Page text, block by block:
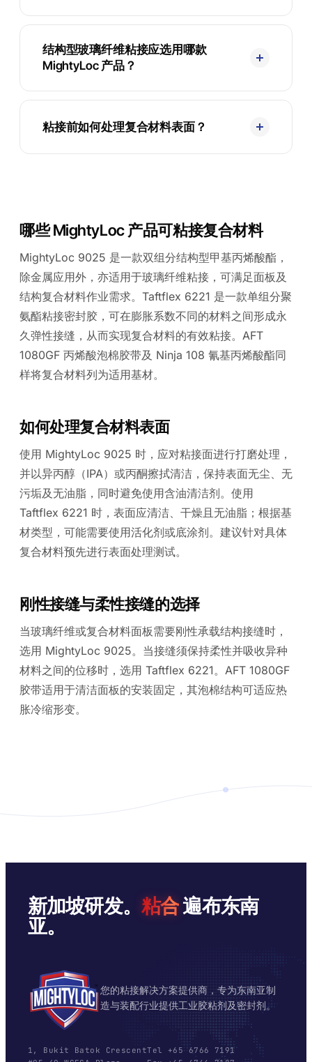
结构型玻璃纤维粘接应选用哪款
MightyLoc 产品？
粘接前如何处理复合材料表面？
哪些 MightyLoc 产品可粘接复合材料
MightyLoc 9025 是一款双组分结构型甲基丙烯酸酯，
除金属应用外，亦适用于玻璃纤维粘接，可满足面板及
结构复合材料作业需求。Taftflex 6221 是一款单组分聚
氨酯粘接密封胶，可在膨胀系数不同的材料之间形成永
久弹性接缝，从而实现复合材料的有效粘接。AFT
1080GF 丙烯酸泡棉胶带及 Ninja 108 氰基丙烯酸酯同
样将复合材料列为适用基材。
如何处理复合材料表面
使用 MightyLoc 9025 时，应对粘接面进行打磨处理，
并以异丙醇（IPA）或丙酮擦拭清洁，保持表面无尘、无
污垢及无油脂，同时避免使用含油清洁剂。使用
Taftflex 6221 时，表面应清洁、干燥且无油脂；根据基
材类型，可能需要使用活化剂或底涂剂。建议针对具体
复合材料预先进行表面处理测试。
刚性接缝与柔性接缝的选择
当玻璃纤维或复合材料面板需要刚性承载结构接缝时，
选用 MightyLoc 9025。当接缝须保持柔性并吸收异种
材料之间的位移时，选用 Taftflex 6221。AFT 1080GF
胶带适用于清洁面板的安装固定，其泡棉结构可适应热
胀冷缩形变。
新加坡研发。 粘合遍布东南
亚。
您的粘接解决方案提供商，专为东南亚制
造与装配行业提供工业胶粘剂及密封剂。
1, Bukit Batok CrescentTel +65 6766 7191